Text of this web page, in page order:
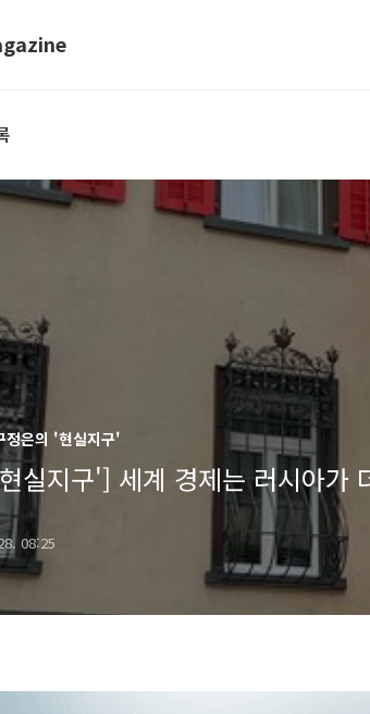
정은의 '현실지구'
실지구'] 세계 경제는 러시아가
08:25